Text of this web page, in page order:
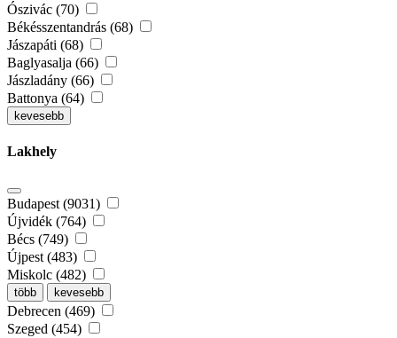
Ószivác (70)
Békésszentandrás (68)
Jászapáti (68)
Baglyasalja (66)
Jászladány (66)
Battonya (64)
kevesebb
Lakhely
Budapest (9031)
Újvidék (764)
Bécs (749)
Újpest (483)
Miskolc (482)
több kevesebb
Debrecen (469)
Szeged (454)